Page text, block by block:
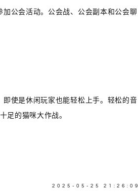
公会活动。公会战、公会副本和公会聊
使是休闲玩家也能轻松上手。轻松的音
足的猫咪大作战。
2025-05-25 21:26:09